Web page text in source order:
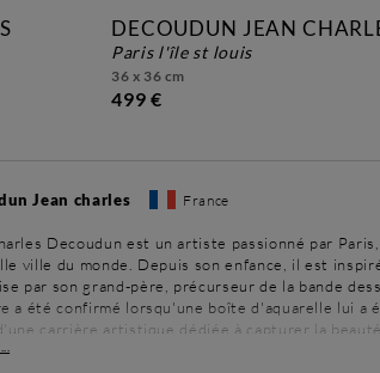
DECOUDUN JEAN
paris l'île st louis
36 x 36 cm
499 €
Jean charles France
Decoudun est un artiste passionné par
ville du monde. Depuis son enfance, il est
par son grand-père, précurseur de la bande
a été confirmé lorsqu'une boîte d'aquarelle lui a
carrière artistique dédiée à capturer la
déclaration d'amour à la Ville Lumière.